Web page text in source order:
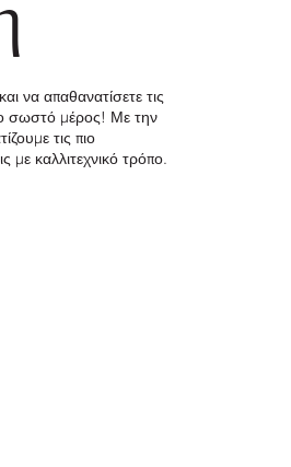
να απαθανατίσετε τις
σωστό μέρος! Με την
τις πιο
με καλλιτεχνικό τρόπο.